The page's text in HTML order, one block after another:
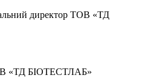
«ТД БІОТЕСТЛАБ»